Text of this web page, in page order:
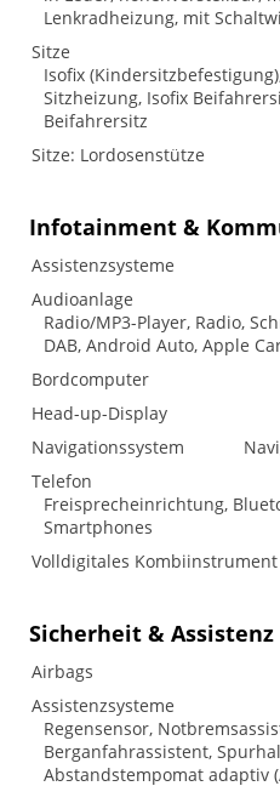
Lenkradheizung, mit
Sitze
Isofix
Sitzheizung, Isofix
Beifahrersitz
Sitze: Lordosenstütze
Infotainment &
Assistenzsysteme
Audioanlage
Radio/MP3-Player, Radio,
DAB, Android Auto, Apple
Bordcomputer
Head-up-Display
Navigationssystem
Telefon
Freisprecheinrichtung,
Smartphones
Volldigitales
Sicherheit & Assistenz
Airbags
Assistenzsysteme
Regensensor,
Berganfahrassistent,
Abstandstempomat adaptiv